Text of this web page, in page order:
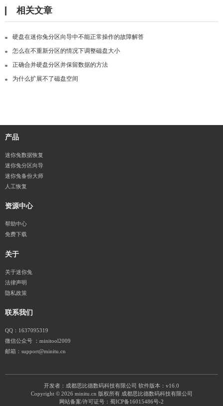
相关文章
硬盘在迷你兔分区向导中不能正常操作的故障解答
怎么在不重新分区的情况下调整磁盘大小
正确合并硬盘分区并保留数据的方法
为什么扩展不了磁盘空间
产品
迷你兔数据恢复
迷你兔分区向导
迷你兔备份大师
人工恢复
资源中心
帮助中心
免费下载
关于
关于迷你兔
法律声明
隐私政策
联系我们
QQ：1637095319
微信公众号 ：minitool2009
邮箱：support@minitu.cn
开发者：成都思比德数码科技有限公司
软件版本：v16.0
Copyright © 2026 minitu.cn 版权所有 成都思比德数码科技有限公司
网站备案/许可证号： 蜀ICP备16015486号-2